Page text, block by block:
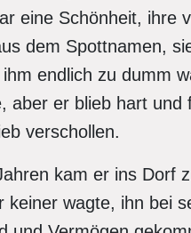
eine Schönheit, ihre
dem Spottnamen,
endlich zu dumm
aber er blieb hart
verschollen.
kam er ins Dorf
keiner wagte, ihn bei